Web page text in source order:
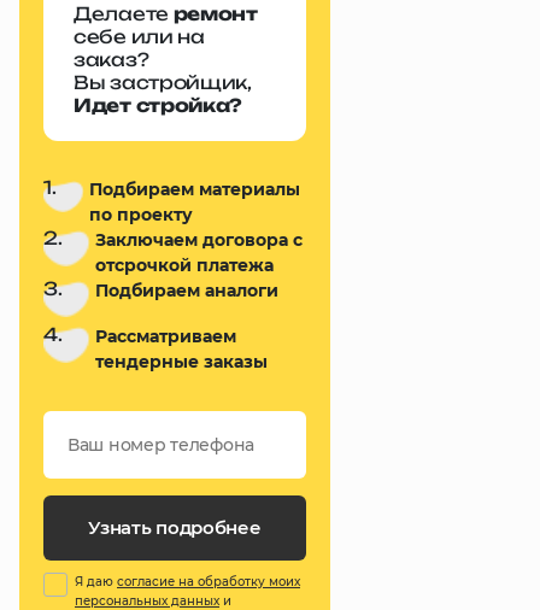
Делаете ремонт
себе или на
заказ?
Вы застройщик,
Идет стройка?
1.
Подбираем материалы
по проекту
2.
Заключаем договора с
отсрочкой платежа
3. Подбираем аналоги
4.
Рассматриваем
тендерные заказы
Узнать подробнее
Я даю согласие на обработку моих
персональных данных и